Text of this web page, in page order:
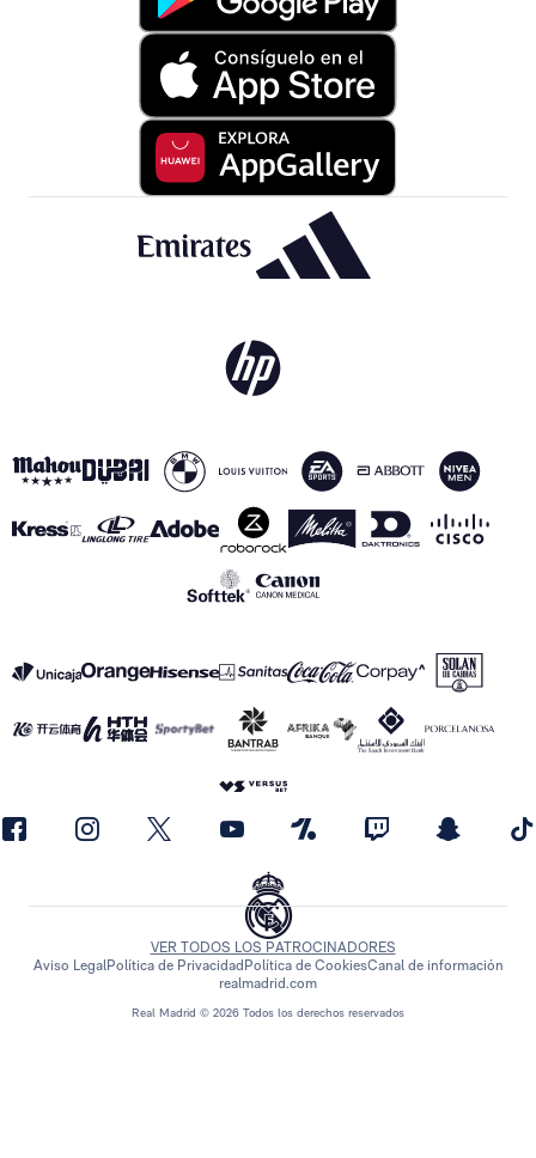
Real Madrid © 2026 Todos los derechos reservados
VER TODOS LOS PATROCINADORES
Aviso LegalPolítica de Privacidad Política de CookiesCanal de información
realmadrid.com